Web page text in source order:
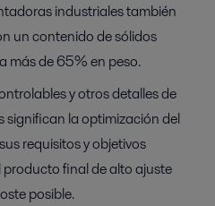
industriales también
un contenido de sólidos
más de 65% en peso.
y otros detalles de
la optimización del
requisitos y objetivos
final de alto ajuste
posible.